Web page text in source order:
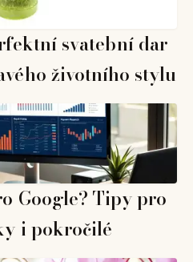
svatební dar
životního stylu
Google? Tipy pro
i pokročilé